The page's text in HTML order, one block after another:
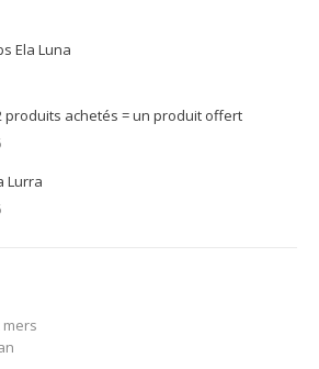
Ela Luna
produits achetés = un produit offert
Lurra
mers